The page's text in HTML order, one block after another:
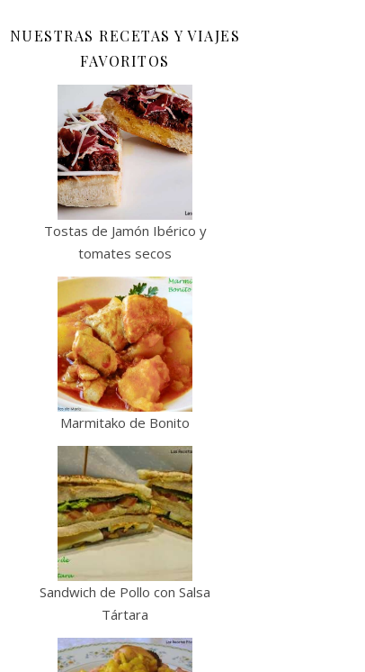
NUESTRAS RECETAS Y VIAJES
FAVORITOS
Tostas de Jamón Ibérico y
tomates secos
Marmitako de Bonito
Sandwich de Pollo con Salsa
Tártara